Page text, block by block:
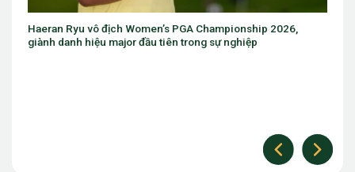
2026,
Eugenio Chacarra thắng bùng nổ tại Italian
The Open